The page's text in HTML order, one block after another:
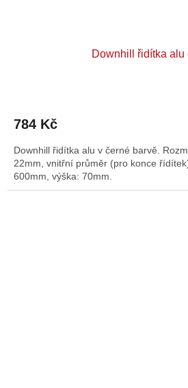
Downhill řidítka alu
784 Kč
Downhill řidítka alu v černé barvě.
22mm, vnitřní průměr (pro konce
600mm, výška: 70mm.